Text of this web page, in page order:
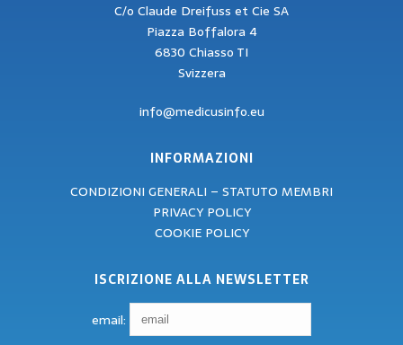
C/o Claude Dreifuss et Cie SA
Piazza Boffalora 4
6830 Chiasso TI
Svizzera
info@medicusinfo.eu
INFORMAZIONI
CONDIZIONI GENERALI – STATUTO MEMBRI
PRIVACY POLICY
COOKIE POLICY
ISCRIZIONE ALLA NEWSLETTER
email: